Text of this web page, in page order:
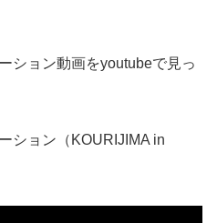
ション動画をyoutubeで見っ
ション（KOURIJIMA in